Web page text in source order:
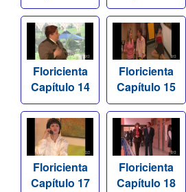
Floricienta
Capítulo 14
Floricienta
Capítulo 15
Floricienta
Capítulo 17
Floricienta
Capítulo 18